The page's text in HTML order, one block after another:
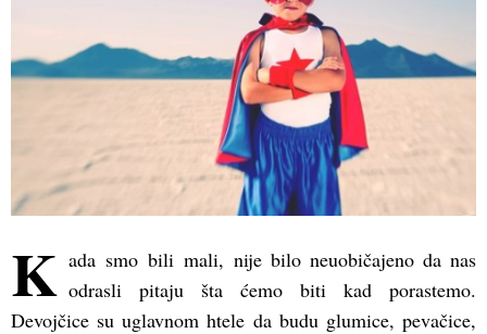
K ada smo bili mali, nije bilo neuobičajeno da nas
odrasli pitaju šta ćemo biti kad porastemo.
Devojčice su uglavnom htele da budu glumice, pevačice,